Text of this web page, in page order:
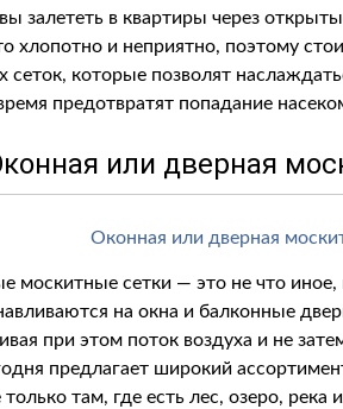
залететь в квартиры через
хлопотно и неприятно, поэтому
сеток, которые позволят
предотвратят попадание
или дверная
москитные сетки — это не что иное,
на окна и балконные
при этом поток воздуха и не
предлагает широкий
там, где есть лес, озеро,